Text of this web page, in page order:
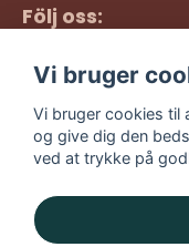
Följ oss:
Facebook
TikTok
YouTube
Vi bruger
Vi bruger cookies til
og give dig den
ved at trykke på